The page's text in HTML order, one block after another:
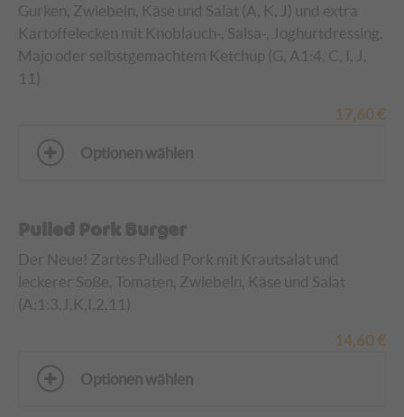
Gurken, Zwiebeln, Käse und Salat (A, K, J) und extra
Kartoffelecken mit Knoblauch-, Salsa-, Joghurtdressing,
Majo oder selbstgemachtem Ketchup (G, A1:4, C, I, J,
11)
17,60 €
Optionen wählen
Pulled Pork Burger
Der Neue! Zartes Pulled Pork mit Krautsalat und
leckerer Soße, Tomaten, Zwiebeln, Käse und Salat
(A:1:3, J,K,I,2,11 )
14,60 €
Optionen wählen